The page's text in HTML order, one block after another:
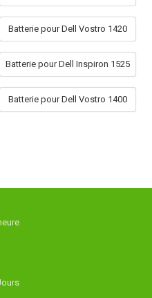
Batterie pour Dell Vostro 1420
Batterie pour Dell Inspiron 1525
Batterie pour Dell Vostro 1400